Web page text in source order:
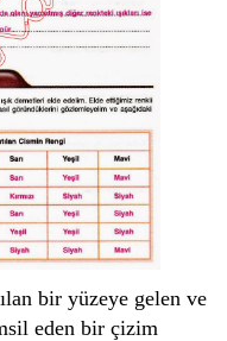
bir yüzeye gelen ve
eden bir çizim